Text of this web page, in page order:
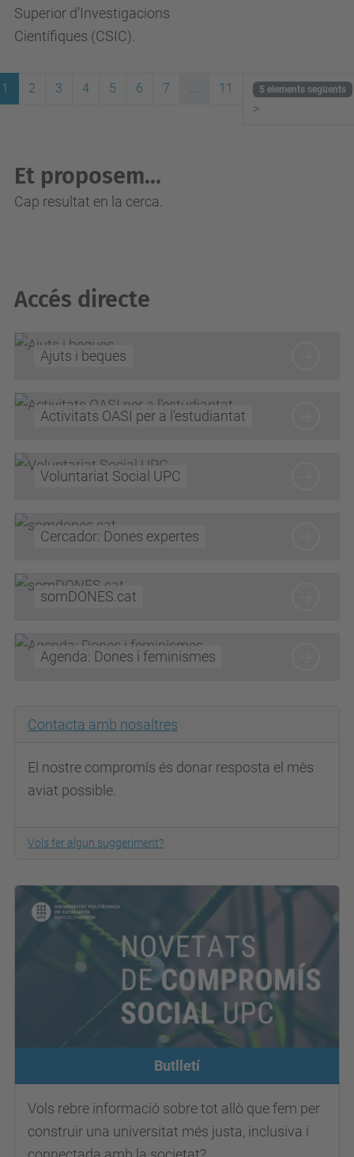
Superior d’Investigacions
Científiques (CSIC).
1 2 3 4 5 6 7 11 5 elements següents
>
Et proposem...
Cap resultat en la cerca.
Accés directe
Ajuts i beques
Activitats OASI per a l'estudiantat
Voluntariat Social UPC
Cercador: Dones expertes
somDONES.cat
Agenda: Dones i feminismes
Contacta amb nosaltres
El nostre compromís és donar resposta el mès
aviat possible.
Vols fer algun suggeriment?
Butlletí
Vols rebre informació sobre tot allò que fem per
construir una universitat més justa, inclusiva i